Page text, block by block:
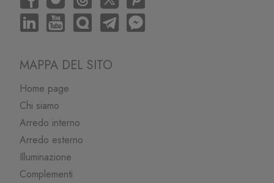
MAPPA DEL SITO
Home page
Chi siamo
Arredo interno
Arredo esterno
Illuminazione
Complementi